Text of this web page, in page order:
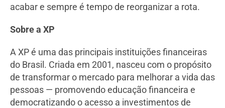
acabar e sempre é tempo de reorganizar a rota.
Sobre a XP
A XP é uma das principais instituições financeiras
do Brasil. Criada em 2001, nasceu com o propósito
de transformar o mercado para melhorar a vida das
pessoas — promovendo educação financeira e
democratizando o acesso a investimentos de